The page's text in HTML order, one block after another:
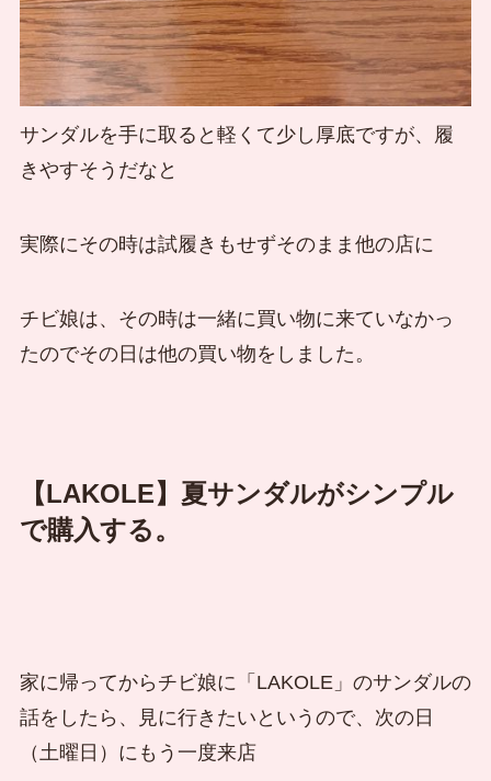
サンダルを手に取ると軽くて少し厚底ですが、履
きやすそうだなと
実際にその時は試履きもせずそのまま他の店に
チビ娘は、その時は一緒に買い物に来ていなかっ
たのでその日は他の買い物をしました。
【LAKOLE】夏サンダルがシンプル
で購入する。
家に帰ってからチビ娘に「LAKOLE」のサンダルの
話をしたら、見に行きたいというので、次の日
（土曜日）にもう一度来店